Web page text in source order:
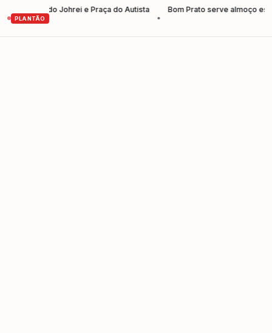
PLANTÃO
do Johrei e Praça do Autista
Bom Prato serve almoço especial